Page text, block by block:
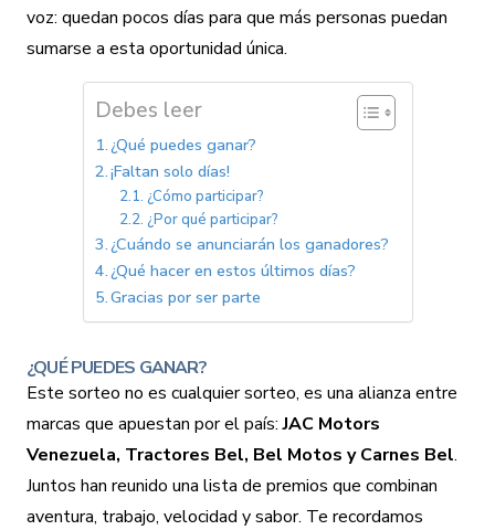
voz: quedan pocos días para que más personas puedan
sumarse a esta oportunidad única.
Debes leer
¿Qué puedes ganar?
¡Faltan solo días!
¿Cómo participar?
¿Por qué participar?
¿Cuándo se anunciarán los ganadores?
¿Qué hacer en estos últimos días?
Gracias por ser parte
¿QUÉ PUEDES GANAR?
Este sorteo no es cualquier sorteo, es una alianza entre
marcas que apuestan por el país:JAC Motors
Venezuela, Tractores Bel, Bel Motos y Carnes Bel.
Juntos han reunido una lista de premios que combinan
aventura, trabajo, velocidad y sabor. Te recordamos